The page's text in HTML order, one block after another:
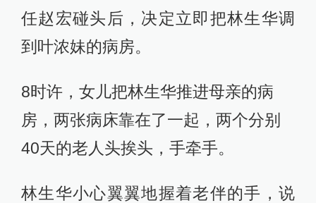
任赵宏碰头后，决定立即把林生华调
到叶浓妹的病房。
8时许，女儿把林生华推进母亲的病
房，两张病床靠在了一起，两个分别
40天的老人头挨头，手牵手。
林生华小心翼翼地握着老伴的手，说